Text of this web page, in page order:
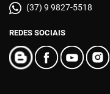
(37) 9 9827-5518
REDES SOCIAIS